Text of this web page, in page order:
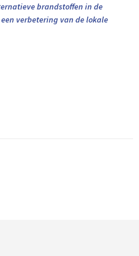
brandstoffen in de
verbetering van de lokale